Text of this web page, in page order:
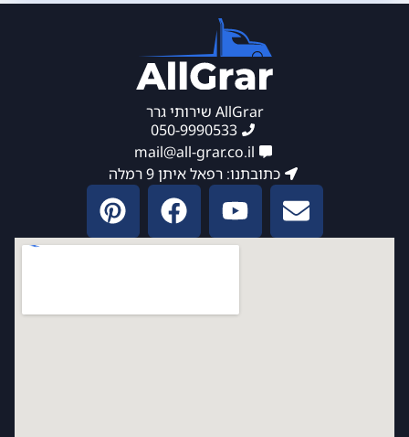
AllGrar שירותי גרר
050-9990533
mail@all-grar.co.il
כתובתנו: רפאל איתן 9 רמלה